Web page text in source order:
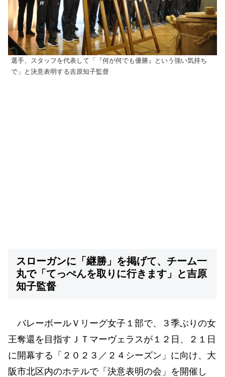
選手、スタッフを代表して「『何が何でも優勝』という強い気持ち
で」と決意表明する吉原知子監督
スローガンに「継勝」を掲げて、チーム一
丸で「てっぺんを取りに行きます」と吉原
知子監督
バレーボールＶリーグ女子１部で、３季ぶりの女
王奪還を目指すＪＴマーヴェラスが１２日、２１日
に開幕する「２０２３／２４シーズン」に向け、大
阪市北区内のホテルで「決意表明の会」を開催し